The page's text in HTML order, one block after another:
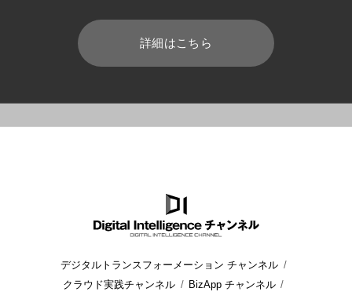
詳細はこちら
デジタルトランスフォーメーション チャンネル
クラウド実践チャンネル
BizApp チャンネル